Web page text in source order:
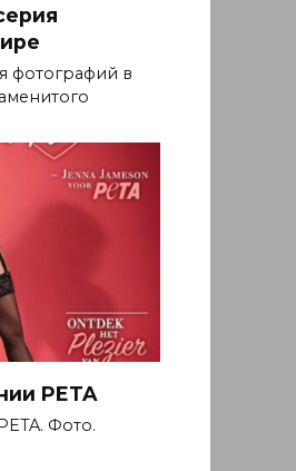
фотографий в
PETA
Фото.